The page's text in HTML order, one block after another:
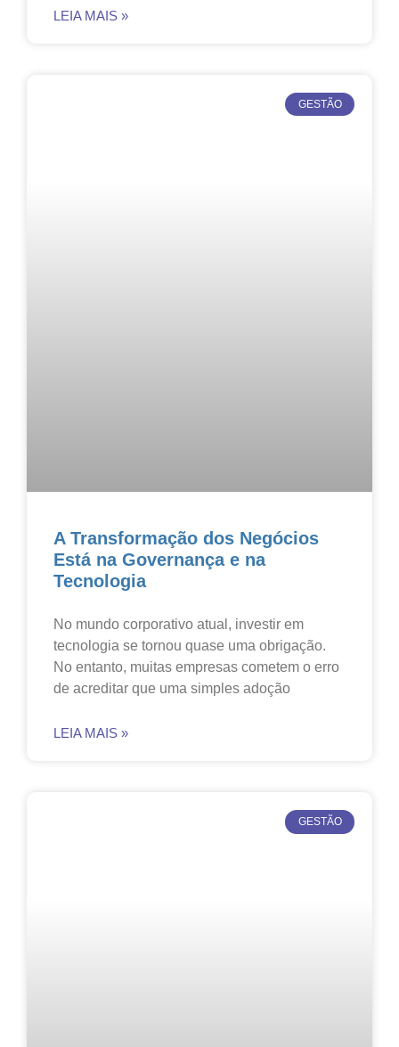
LEIA MAIS »
GESTÃO
A Transformação dos Negócios
Está na Governança e na
Tecnologia
No mundo corporativo atual, investir em
tecnologia se tornou quase uma obrigação.
No entanto, muitas empresas cometem o erro
de acreditar que uma simples adoção
LEIA MAIS »
GESTÃO